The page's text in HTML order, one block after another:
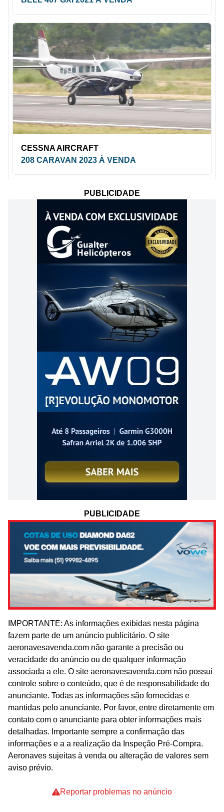
CESSNA AIRCRAFT
208 CARAVAN 2023 À VENDA
PUBLICIDADE
PUBLICIDADE
IMPORTANTE: As informações exibidas nesta página
fazem parte de um anúncio publicitário. O site
aeronavesavenda.com não garante a precisão ou
veracidade do anúncio ou de qualquer informação
associada a ele. O site aeronavesavenda.com não possui
controle sobre o conteúdo, que é de responsabilidade do
anunciante. Todas as informações são fornecidas e
mantidas pelo anunciante. Por favor, entre diretamente em
contato com o anunciante para obter informações mais
detalhadas. Importante sempre a confirmação das
informações e a a realização da Inspeção Pré-Compra.
Aeronaves sujeitas à venda ou alteração de valores sem
aviso prévio.
Reportar problemas no anúncio